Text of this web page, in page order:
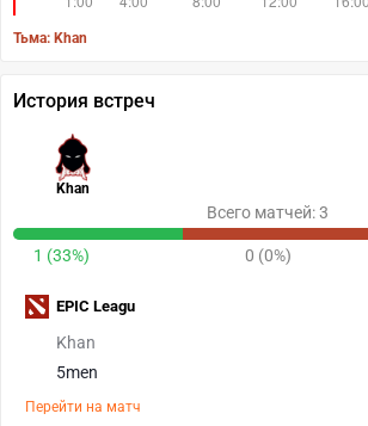
Тьма: Khan
История встреч
Khan
Всего матчей: 3
1 (33%) 0 (0%)
Khan
5men
Перейти на матч
EPIC Leagu